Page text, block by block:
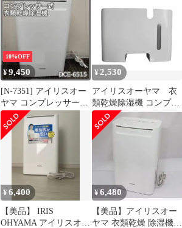
2022年製 タイマー・湿
度設定付【棚無し1】
10%OFF
¥9,450
[N-7351] アイリスオー
ヤマ コンプレッサー式
衣類乾燥除湿機 DCE-
6515
¥ 2,530
アイリスオーヤマ 衣
類乾燥除湿機 コンプレ
ッサー式 専用タンク
【品番：920099】●
¥6,400
【美品】 IRIS
OHYAMA アイリスオー
¥6,480
【美品】アイリスオー
ヤマ 衣類乾燥 除湿機